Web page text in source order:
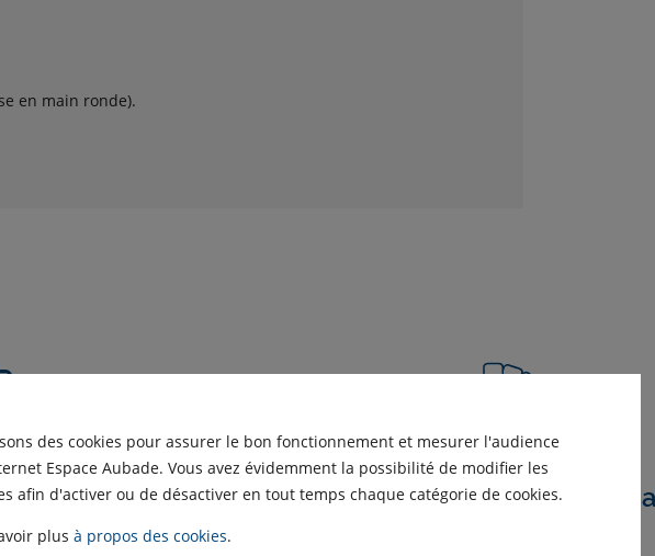
en main ronde).
votre
bains ?
Envie de rénover votre
des cookies pour assurer le bon fonctionnement et mesurer l'audience
Espace Aubade. Vous avez évidemment la possibilité de modifier les
afin d'activer ou de désactiver en tout temps chaque catégorie de cookies.
plus à propos des cookies.